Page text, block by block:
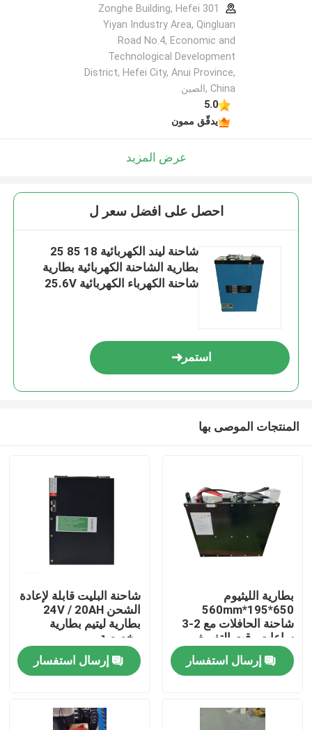
بيت
301 Zonghe Building, Hefei
Yiyan Industry Area, Qingluan
Road No.4, Economic and
Technological Development
District, Hefei City, Anui Province,
China ,الصين
5.0
يدقّق ممون
عرض المزيد
احصل على افضل سعر ل
شاحنة ليند الكهربائية 18 85 25
بطارية الشاحنة الكهربائية بطارية
شاحنة الكهرباء الكهربائية 25.6V
استمر
المنتجات الموصى بها
بطارية الليثيوم
650*195*560mm
شاحنة الحافلات مع 2-3
ساعات وقت التفريغ
للعمليات
إرسال استفسار
شاحنة البليت قابلة لإعادة
الشحن 24V / 20AH
بطارية ليتيم بطارية
مخصصة
إرسال استفسار